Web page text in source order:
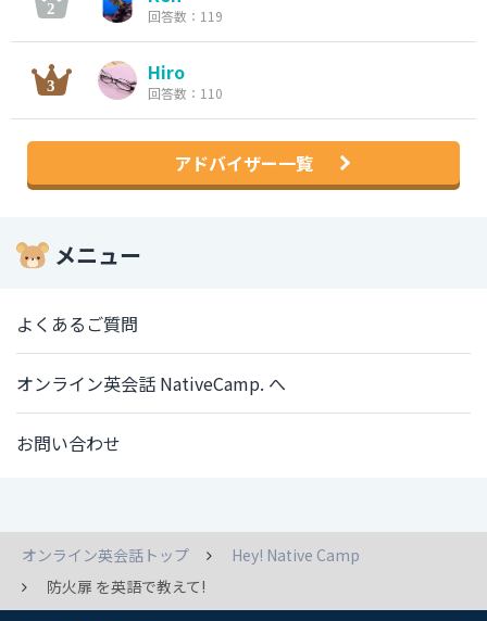
回答数：119
Hiro
回答数：110
アドバイザー一覧
メニュー
よくあるご質問
オンライン英会話 NativeCamp. へ
お問い合わせ
オンライン英会話トップ
Hey! Native Camp
防火扉 を英語で教えて!